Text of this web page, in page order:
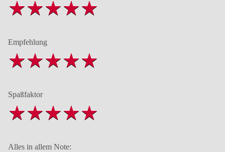
Empfehlung
Spaßfaktor
Alles in allem Note: